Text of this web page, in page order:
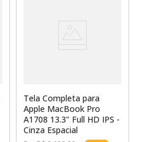
Tela Completa para
Apple MacBook Pro
A1708 13.3" Full HD IPS -
Cinza Espacial